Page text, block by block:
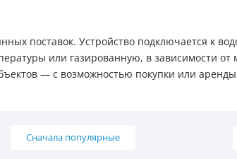
поставок. Устройство подключается к
или газированную, в зависимости от
— с возможностью покупки или
Сначала популярные